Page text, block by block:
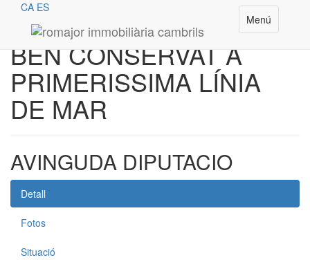
Toggle
navigation
Menú
CA ES
Apartament CAMBRILS
BEN CONSERVAT A
PRIMERISSIMA LÍNIA
DE MAR
AVINGUDA DIPUTACIO
Detall
Fotos
Situació